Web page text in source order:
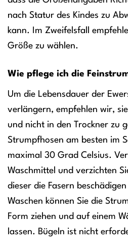
nach Statur des Kindes zu
kann. Im Zweifelsfall
Größe zu wählen.
Wie pflege ich die
Um die Lebensdauer der
verlängern, empfehlen wir,
und nicht in den Trockner zu
Strumpfhosen am besten im
maximal 30 Grad Celsius.
Waschmittel und verzichten
dieser die Fasern
Waschen können Sie die
Form ziehen und auf einem
lassen. Bügeln ist nicht